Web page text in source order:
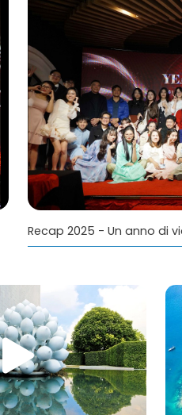
Recap 2025 - Un anno di